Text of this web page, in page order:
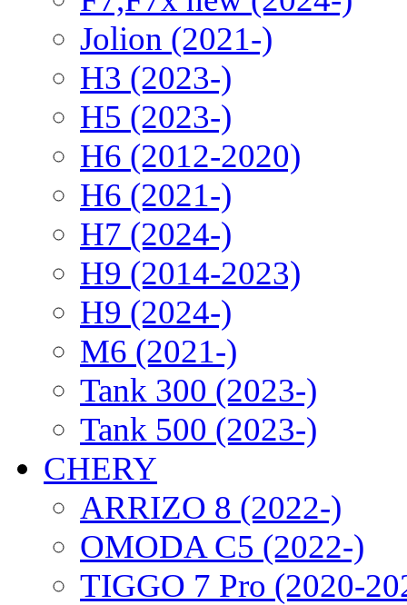
Jolion (2021-)
H3 (2023-)
H5 (2023-)
H6 (2012-2020)
H6 (2021-)
H7 (2024-)
H9 (2014-2023)
H9 (2024-)
M6 (2021-)
Tank 300 (2023-)
Tank 500 (2023-)
CHERY
ARRIZO 8 (2022-)
OMODA C5 (2022-)
TIGGO 7 Pro (2020-